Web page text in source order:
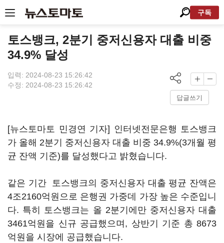
구독
토스뱅크, 2분기 중저신용자 대출 비중
34.9% 달성
입력: 2024-08-23 15:26:42
수정: 2024-08-23 15:26:42
답글쓰기
[뉴스토마토 민경연 기자] 인터넷전문은행 토스뱅크
가 올해 2분기 중저신용자 대출 비중 34.9%(3개월 평
균 잔액 기준)를 달성했다고 밝혔습니다.
같은 기간 토스뱅크의 중저신용자 대출 평균 잔액은
4조2160억원으로 은행권 가중데 가장 높은 수준입니
다. 특히 토스뱅크는 올 2분기에만 중저신용자 대출
3461억원을 신규 공급했으며, 상반기 기준 총 8673
억원을 시장에 공급했습니다.